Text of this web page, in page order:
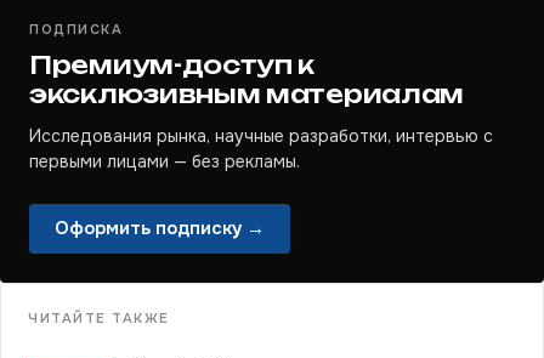
ПОДПИСКА
Премиум-доступ к
эксклюзивным материалам
Исследования рынка, научные разработки, интервью с
первыми лицами — без рекламы.
Оформить подписку →
ЧИТАЙТЕ ТАКЖЕ